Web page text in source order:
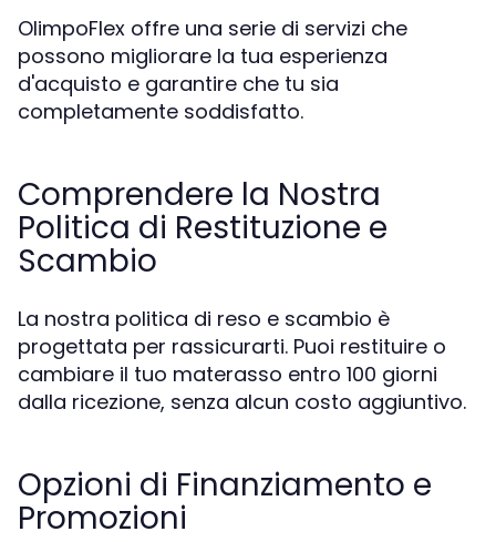
OlimpoFlex offre una serie di servizi che
possono migliorare la tua esperienza
d'acquisto e garantire che tu sia
completamente soddisfatto.
Comprendere la Nostra
Politica di Restituzione e
Scambio
La nostra politica di reso e scambio è
progettata per rassicurarti. Puoi restituire o
cambiare il tuo materasso entro 100 giorni
dalla ricezione, senza alcun costo aggiuntivo.
Opzioni di Finanziamento e
Promozioni